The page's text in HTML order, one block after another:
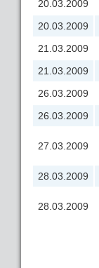
20.03.2009
20.03.2009
21.03.2009
21.03.2009
26.03.2009
26.03.2009
27.03.2009
28.03.2009
28.03.2009